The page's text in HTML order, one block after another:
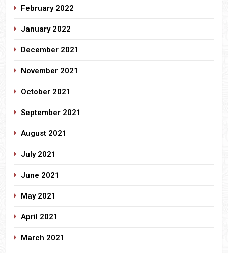
February 2022
January 2022
December 2021
November 2021
October 2021
September 2021
August 2021
July 2021
June 2021
May 2021
April 2021
March 2021